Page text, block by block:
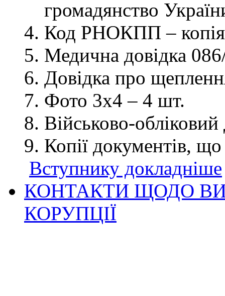
громадянство
Код РНОКПП – копія
Медична довідка
Довідка про
Фото 3х4 – 4 шт.
Військово-
Копії документів,
Вступнику докладніше
КОНТАКТИ ЩОДО
КОРУПЦІЇ